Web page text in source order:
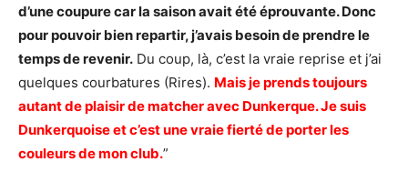
d’une coupure car la saison avait été éprouvante. Donc
pour pouvoir bien repartir, j’avais besoin de prendre le
temps de revenir. Du coup, là, c’est la vraie reprise et j’ai
quelques courbatures (Rires). Mais je prends toujours
autant de plaisir de matcher avec Dunkerque. Je suis
Dunkerquoise et c’est une vraie fierté de porter les
couleurs de mon club.”